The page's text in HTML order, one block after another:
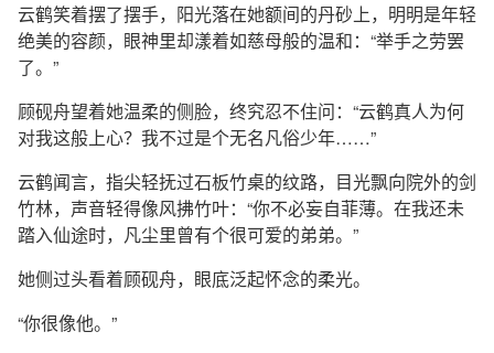
云鹤笑着摆了摆手，阳光落在她额间的丹砂上，明明是年轻
绝美的容颜，眼神里却漾着如慈母般的温和：“举手之劳罢
了。”
顾砚舟望着她温柔的侧脸，终究忍不住问：“云鹤真人为何
对我这般上心？我不过是个无名凡俗少年……”
云鹤闻言，指尖轻抚过石板竹桌的纹路，目光飘向院外的剑
竹林，声音轻得像风拂竹叶：“你不必妄自菲薄。在我还未
踏入仙途时，凡尘里曾有个很可爱的弟弟。”
她侧过头看着顾砚舟，眼底泛起怀念的柔光。
“你很像他。”